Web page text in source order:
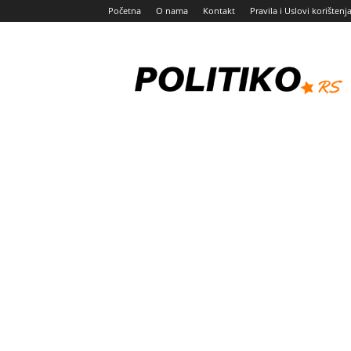
Početna O nama Kontakt Pravila i Uslovi korištenja